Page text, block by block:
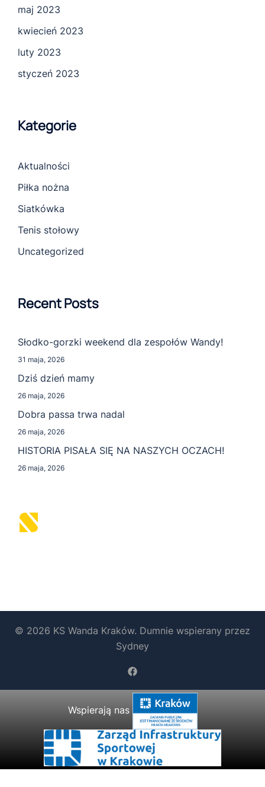
maj 2023
kwiecień 2023
luty 2023
styczeń 2023
Kategorie
Aktualności
Piłka nożna
Siatkówka
Tenis stołowy
Uncategorized
Recent Posts
Słodko-gorzki weekend dla zespołów Wandy!
31 maja, 2026
Dziś dzień mamy
26 maja, 2026
Dobra passa trwa nadal
26 maja, 2026
HISTORIA PISAŁA SIĘ NA NASZYCH OCZACH!
26 maja, 2026
© 2026 KS Wanda Kraków. Dumnie wspierany przez
Sydney
https://www.facebook.com/
Wspierają nas